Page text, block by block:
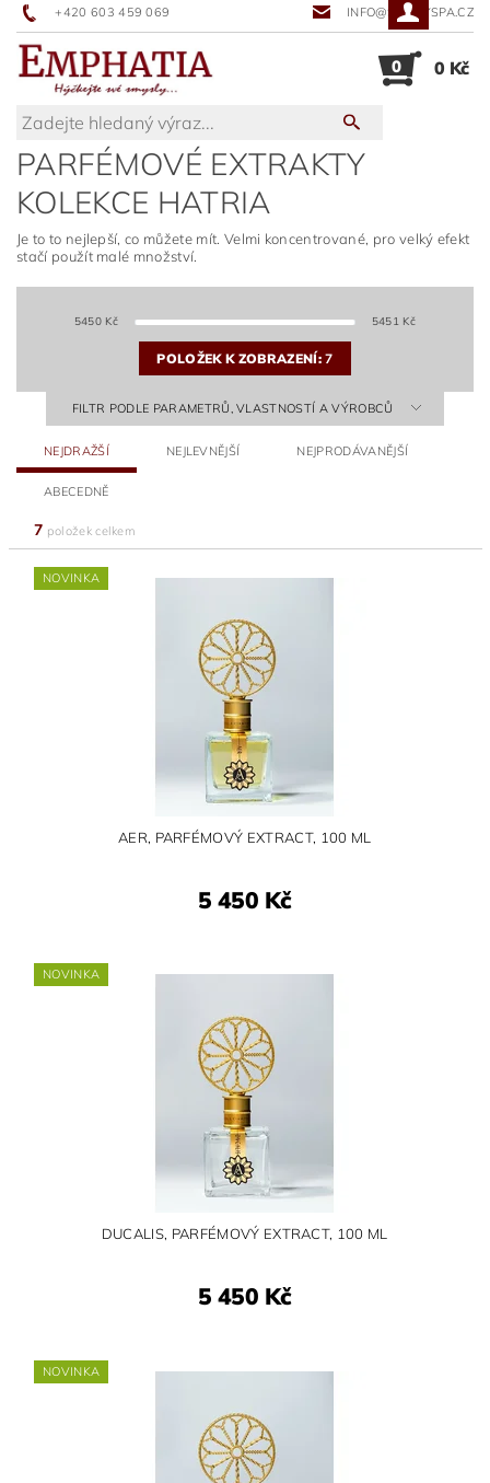
+420 603 459 069 INFO@SUNNYSPA.CZ
0 0 Kč
PARFÉMOVÉ EXTRAKTY
KOLEKCE HATRIA
Je to to nejlepší, co můžete mít. Velmi koncentrované, pro velký efekt
stačí použít malé množství.
5450 Kč 5451 Kč
POLOŽEK K ZOBRAZENÍ:7
FILTR PODLE PARAMETRŮ, VLASTNOSTÍ A VÝROBCŮ
NEJDRAŽŠÍ NEJLEVNĚJŠÍ NEJPRODÁVANĚJŠÍ
ABECEDNĚ
7 položek celkem
NOVINKA
AER, PARFÉMOVÝ EXTRACT, 100 ML
5 450 Kč
NOVINKA
DUCALIS, PARFÉMOVÝ EXTRACT, 100 ML
5 450 Kč
NOVINKA